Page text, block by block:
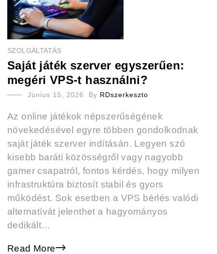
SZOLGÁLTATÁS
Saját játék szerver egyszerűen:
megéri VPS-t használni?
Június 15, 2026 By RDszerkeszto
Az online játékok népszerűségének
növekedésével egyre többen gondolkodnak
saját játék szerver indításán. Legyen szó
kisebb baráti közösségről vagy nagyobb
gamer csapatról, fontos kérdés, hogy milyen
infrastruktúra biztosít stabil és gyors
működést. Sok esetben a VPS bérlés valódi
alternatívát jelenthet a hagyományos
dedikált…
Read More